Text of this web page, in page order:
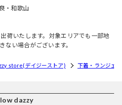
・和歌山
荷いたします。対象エリアでも一部地
ない場合がございます。
store(デイジーストア) 下着・ランジェ
dazzy